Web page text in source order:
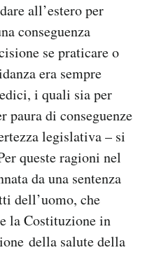
all’estero per
conseguenza
se praticare o
era sempre
i quali sia per
paura di conseguenze
legislativa – si
queste ragioni nel
da una sentenza
dell’uomo, che
la Costituzione in
della salute della